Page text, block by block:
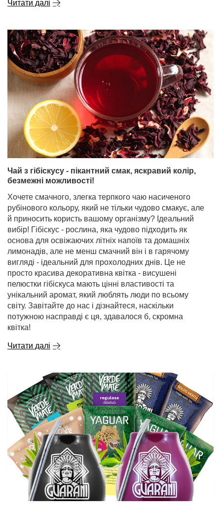
Читати далі
Чай з гібіскусу - пікантний смак, яскравий колір,
безмежні можливості!
Хочете смачного, злегка терпкого чаю насиченого
рубінового кольору, який не тільки чудово смакує, але
й приносить користь вашому організму? Ідеальний
вибір! Гібіскус - рослина, яка чудово підходить як
основа для освіжаючих літніх напоїв та домашніх
лимонадів, але не менш смачний він і в гарячому
вигляді - ідеальний для прохолодних днів. Це не
просто красива декоративна квітка - висушені
пелюстки гібіскуса мають цінні властивості та
унікальний аромат, який люблять люди по всьому
світу. Завітайте до нас і дізнайтеся, наскільки
потужною насправді є ця, здавалося б, скромна
квітка!
Читати далі